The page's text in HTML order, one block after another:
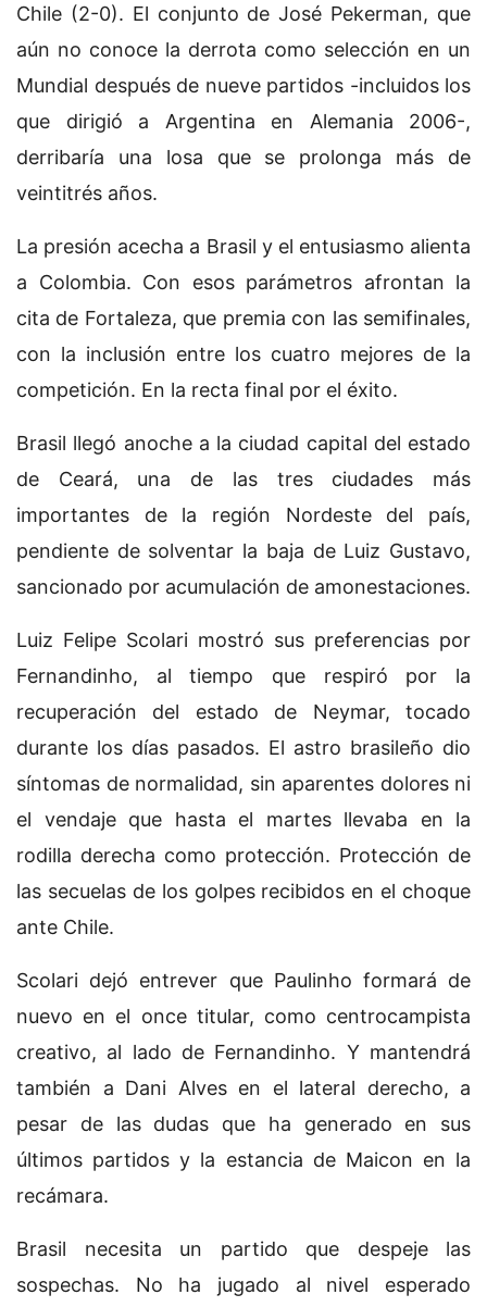
Chile (2-0). El conjunto de José Pekerman, que
aún no conoce la derrota como selección en un
Mundial después de nueve partidos -incluidos los
que dirigió a Argentina en Alemania 2006-,
derribaría una losa que se prolonga más de
veintitrés años.
La presión acecha a Brasil y el entusiasmo alienta
a Colombia. Con esos parámetros afrontan la
cita de Fortaleza, que premia con las semifinales,
con la inclusión entre los cuatro mejores de la
competición. En la recta final por el éxito.
Brasil llegó anoche a la ciudad capital del estado
de Ceará, una de las tres ciudades más
importantes de la región Nordeste del país,
pendiente de solventar la baja de Luiz Gustavo,
sancionado por acumulación de amonestaciones.
Luiz Felipe Scolari mostró sus preferencias por
Fernandinho, al tiempo que respiró por la
recuperación del estado de Neymar, tocado
durante los días pasados. El astro brasileño dio
síntomas de normalidad, sin aparentes dolores ni
el vendaje que hasta el martes llevaba en la
rodilla derecha como protección. Protección de
las secuelas de los golpes recibidos en el choque
ante Chile.
Scolari dejó entrever que Paulinho formará de
nuevo en el once titular, como centrocampista
creativo, al lado de Fernandinho. Y mantendrá
también a Dani Alves en el lateral derecho, a
pesar de las dudas que ha generado en sus
últimos partidos y la estancia de Maicon en la
recámara.
Brasil necesita un partido que despeje las
sospechas. No ha jugado al nivel esperado